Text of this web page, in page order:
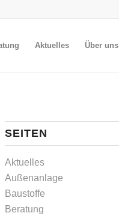
Aktuelles Über uns
SEITEN
Aktuelles
Außenanlage
Baustoffe
Beratung